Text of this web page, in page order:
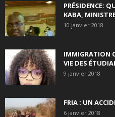
PRÉSIDENCE:
KABA,
10 janvier 2018
IMMIGRATION
VIE DES
9 janvier 2018
FRIA : UN
6 janvier 2018